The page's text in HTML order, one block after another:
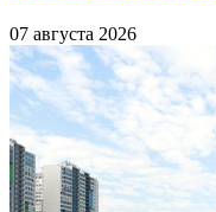
07 августа 2026